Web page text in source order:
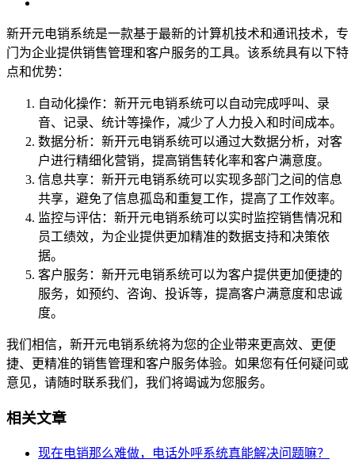
新开元电销系统是一款基于最新的计算机技术和通讯技术，专
门为企业提供销售管理和客户服务的工具。该系统具有以下特
点和优势：
自动化操作：新开元电销系统可以自动完成呼叫、录
音、记录、统计等操作，减少了人力投入和时间成本。
数据分析：新开元电销系统可以通过大数据分析，对客
户进行精细化营销，提高销售转化率和客户满意度。
信息共享：新开元电销系统可以实现多部门之间的信息
共享，避免了信息孤岛和重复工作，提高了工作效率。
监控与评估：新开元电销系统可以实时监控销售情况和
员工绩效，为企业提供更加精准的数据支持和决策依
据。
客户服务：新开元电销系统可以为客户提供更加便捷的
服务，如预约、咨询、投诉等，提高客户满意度和忠诚
度。
我们相信，新开元电销系统将为您的企业带来更高效、更便
捷、更精准的销售管理和客户服务体验。如果您有任何疑问或
意见，请随时联系我们，我们将竭诚为您服务。
相关文章
现在电销那么难做，电话外呼系统真能解决问题嘛？